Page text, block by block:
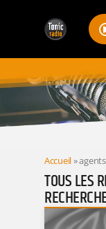
Accueil»
TOUS LES